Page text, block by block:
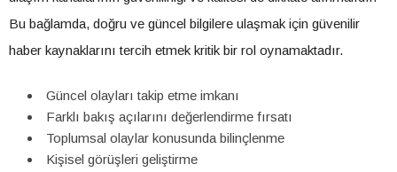
Bu bağlamda, doğru ve güncel bilgilere ulaşmak için güvenilir
haber kaynaklarını tercih etmek kritik bir rol oynamaktadır.
Güncel olayları takip etme imkanı
Farklı bakış açılarını değerlendirme fırsatı
Toplumsal olaylar konusunda bilinçlenme
Kişisel görüşleri geliştirme